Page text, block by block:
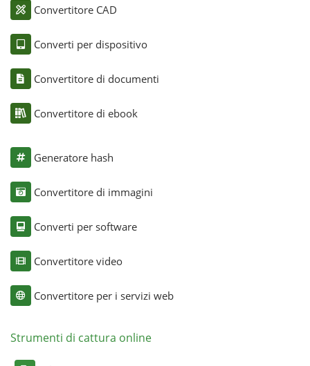
Convertitore CAD
Converti per dispositivo
Convertitore di documenti
Convertitore di ebook
Generatore hash
Convertitore di immagini
Converti per software
Convertitore video
Convertitore per i servizi web
Strumenti di cattura online